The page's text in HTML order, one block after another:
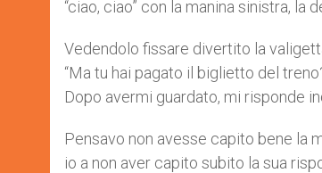
“ciao, ciao” con la manina sinistra, la
Vedendolo fissare divertito la
“Ma tu hai pagato il biglietto del
Dopo avermi guardato, mi risponde
Pensavo non avesse capito bene la
io a non aver capito subito la sua